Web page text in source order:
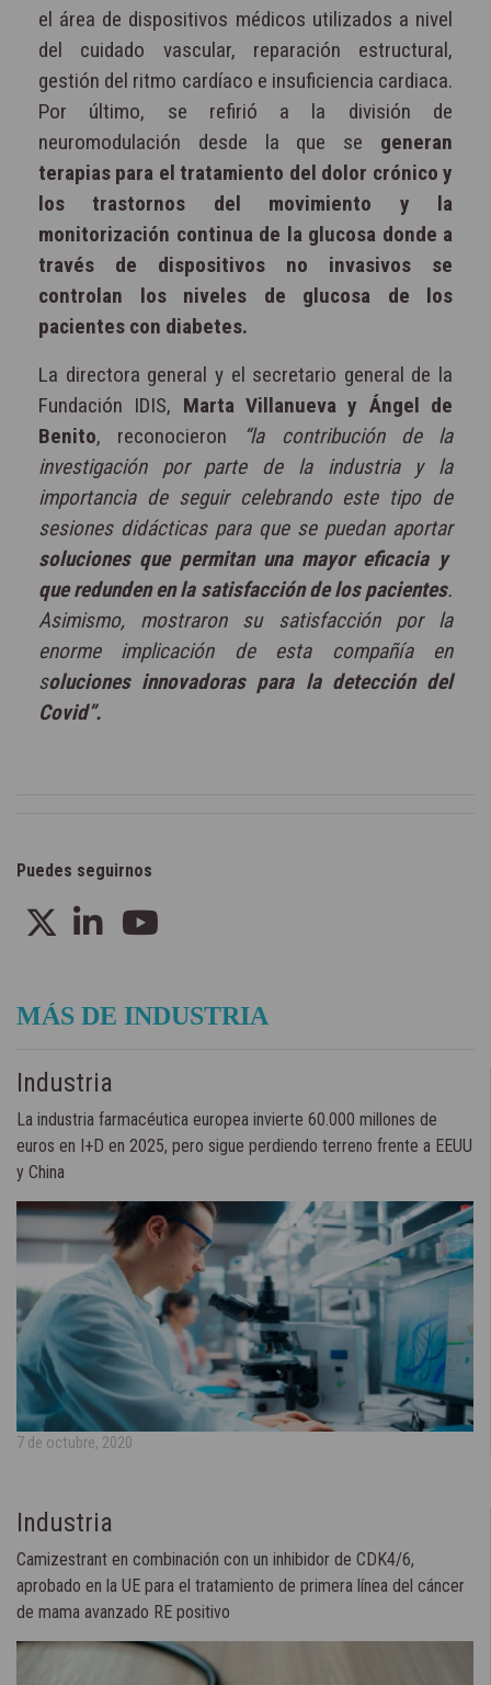
el área de dispositivos médicos utilizados a nivel
del cuidado vascular, reparación estructural,
gestión del ritmo cardíaco e insuficiencia cardiaca.
Por último, se refirió a la división de
neuromodulación desde la que se generan
terapias para el tratamiento del dolor crónico y
los trastornos del movimiento y la
monitorización continua de la glucosa donde a
través de dispositivos no invasivos se
controlan los niveles de glucosa de los
pacientes con diabetes.
La directora general y el secretario general de la
Fundación IDIS, Marta Villanueva y Ángel de
Benito, reconocieron
“la contribución de la
investigación por parte de la industria y la
importancia de seguir celebrando este tipo de
sesiones didácticas para que se puedan aportar
soluciones que permitan una mayor eficacia y
que redunden en la satisfacción de los pacientes.
Asimismo, mostraron su satisfacción por la
enorme implicación de esta compañía en
soluciones innovadoras para la detección del
Covid”.
Puedes seguirnos
MÁS DE INDUSTRIA
Industria
La industria farmacéutica europea invierte 60.000 millones de
euros en I+D en 2025, pero sigue perdiendo terreno frente a EEUU
y China
7 de octubre, 2020
Industria
Camizestrant en combinación con un inhibidor de CDK4/6,
aprobado en la UE para el tratamiento de primera línea del cáncer
de mama avanzado RE positivo